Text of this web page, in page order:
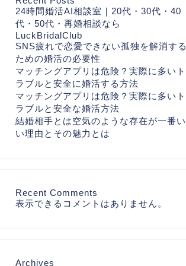
24時間婚活AI相談室｜20代・30代・40
代・50代・再婚相談なら
LuckBridalClub
SNS疲れで恋愛できない孤独を解消する
ための婚活の必要性
マッチングアプリは危険？実際に多いト
ラブルと安全に婚活する方法
マッチングアプリは危険？実際に多いト
ラブルと安全な婚活方法
結婚相手とは空気のような存在が一番い
い理由とその魅力とは
Recent Comments
表示できるコメントはありません。
Archives